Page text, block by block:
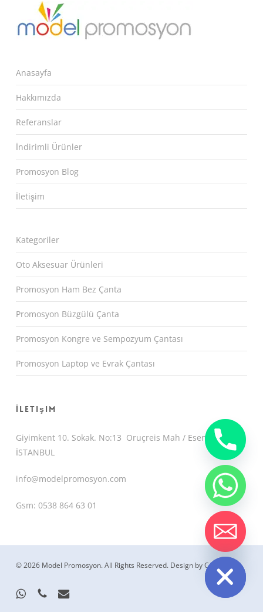
Anasayfa
Hakkımızda
Referanslar
İndirimli Ürünler
Promosyon Blog
İletişim
Kategoriler
Oto Aksesuar Ürünleri
Promosyon Ham Bez Çanta
Promosyon Büzgülü Çanta
Promosyon Kongre ve Sempozyum Çantası
Promosyon Laptop ve Evrak Çantası
İletişim
Giyimkent 10. Sokak. No:13 Oruçreis Mah / Esenler /
İSTANBUL
info@modelpromosyon.com
Gsm: 0538 864 63 01
© 2026 Model Promosyon. All Rights Reserved. Design by CemUyguc
whatsappphone email
Hide
chaty